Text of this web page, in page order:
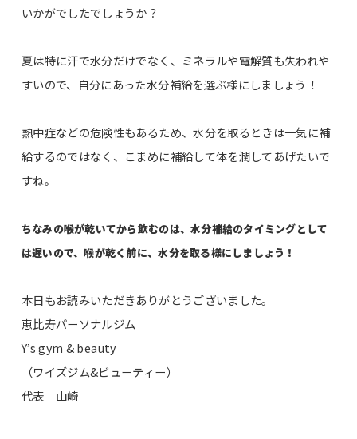
いかがでしたでしょうか？
夏は特に汗で水分だけでなく、ミネラルや電解質も失われや
すいので、自分にあった水分補給を選ぶ様にしましょう！
熱中症などの危険性もあるため、水分を取るときは一気に補
給するのではなく、こまめに補給して体を潤してあげたいで
すね。
ちなみの喉が乾いてから飲むのは、水分補給のタイミングとして
は遅いので、喉が乾く前に、水分を取る様にしましょう！
本日もお読みいただきありがとうございました。
恵比寿パーソナルジム
Y’s gym & beauty
（ワイズジム&ビューティー）
代表 山崎